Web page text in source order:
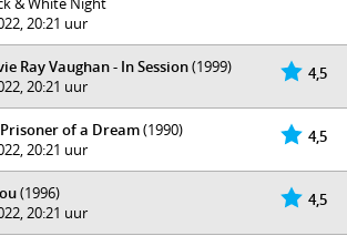
20:21 uur
4,5
Ray Vaughan - In Session(1999)
20:21 uur
4,5
of a Dream(1990)
20:21 uur
4,5
(1996)
20:21 uur